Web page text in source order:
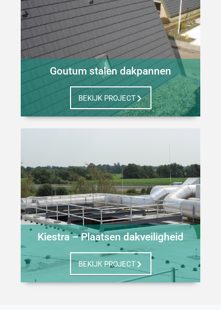
Goutum stalen dakpannen
BEKIJK PROJECT
Kiestra – Plaatsen dakveiligheid
BEKIJK PROJECT